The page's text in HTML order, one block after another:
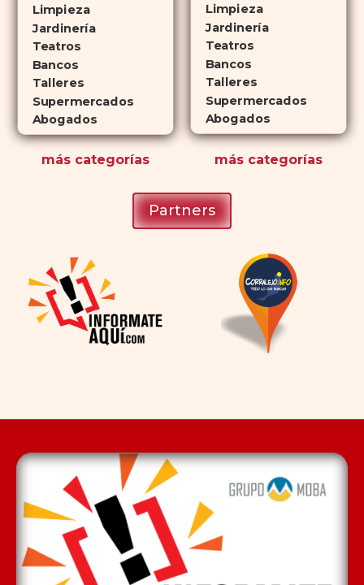
atractiva para quienes no desean
planificar sus actividades
románticas con antelación.
Limpieza
Jardinería
Teatros
Bancos
Talleres
Supermercados
Abogados
más categorías
Limpieza
Jardinería
Teatros
Bancos
Talleres
Supermercados
Abogados
máscategorías
Partners